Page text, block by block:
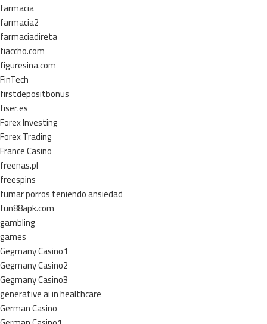
farmacia
farmacia2
farmaciadireta
fiaccho.com
figuresina.com
FinTech
firstdepositbonus
fiser.es
Forex Investing
Forex Trading
France Casino
freenas.pl
freespins
fumar porros teniendo ansiedad
fun88apk.com
gambling
games
Gegmany Casino1
Gegmany Casino2
Gegmany Casino3
generative ai in healthcare
German Casino